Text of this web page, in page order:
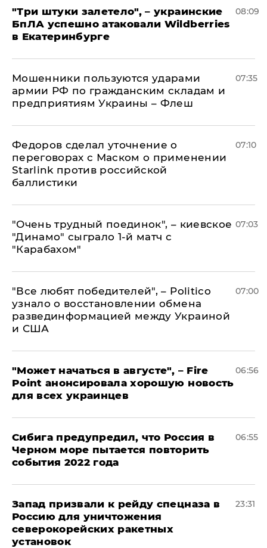
"Три штуки залетело", – украинские
БпЛА успешно атаковали Wildberries
в Екатеринбурге
08:09
Мошенники пользуются ударами
армии РФ по гражданским складам и
предприятиям Украины – Флеш
07:35
Федоров сделал уточнение о
переговорах с Маском о применении
Starlink против российской
баллистики
07:10
"Очень трудный поединок", – киевское
"Динамо" сыграло 1-й матч с
"Карабахом"
07:03
​"Все любят победителей", – Politico
узнало о восстановлении обмена
развединформацией между Украиной
и США
07:00
"Может начаться в августе", – Fire
Point анонсировала хорошую новость
для всех украинцев
06:56
Сибига предупредил, что Россия в
Черном море пытается повторить
события 2022 года
06:55
Запад призвали к рейду спецназа в
Россию для уничтожения
северокорейских ракетных
установок
23:31